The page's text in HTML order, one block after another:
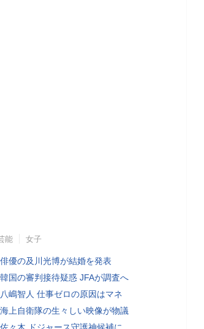
能 女子
俳優の及川光博が結婚を発表
韓国の審判接待疑惑 JFAが調査へ
八嶋智人 仕事ゼロの原因はマネ
海上自衛隊の生々しい映像が物議